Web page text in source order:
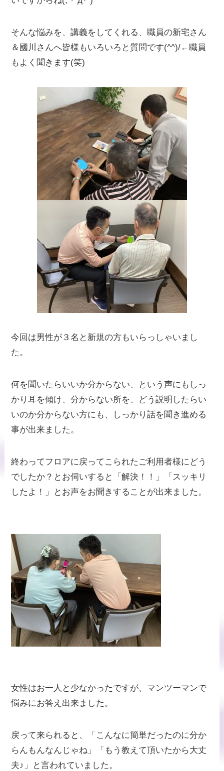
そんな悩みを、講義をしてくれる、職員の新宅さん
＆國川さんへ皆様もいろいろと質問です(^^)/←職員
もよく聞きます(笑)
今回は男性が３名と新規の方もいらっしゃいまし
た。
何を聞いたらいいか分からない、という声にもしっ
かり耳を傾け、分からない所を、どう説明したらい
いのか分からない方にも、しっかり話を聞き進める
事が出来ました。
終わってフロアに戻ってこられたご利用者様にどう
でしたか？とお伺いすると「解決！！」「スッキリ
したよ！」とお声をお聞きすることが出来ました。
女性はお一人と少なかったですが、マンツーマンで
悩みにお答え出来ました。
戻って来られると、「こんなに簡単だったのに分か
らんもんなんじゃね」「もう教えて頂いたから大丈
夫♪」と言われていました。